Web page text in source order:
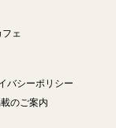
ェ
バシーポリシー
のご案内